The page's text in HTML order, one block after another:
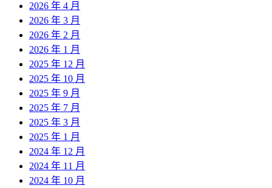
2026 年 4 月
2026 年 3 月
2026 年 2 月
2026 年 1 月
2025 年 12 月
2025 年 10 月
2025 年 9 月
2025 年 7 月
2025 年 3 月
2025 年 1 月
2024 年 12 月
2024 年 11 月
2024 年 10 月